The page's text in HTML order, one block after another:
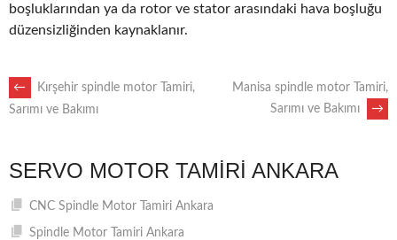
boşluklarından ya da rotor ve stator arasındaki hava boşluğu
düzensizliğinden kaynaklanır.
POST
←
Kırşehir spindle motor Tamiri,
Sarımı ve Bakımı
Manisa spindle motor Tamiri,
Sarımı ve Bakımı
→
SERVO MOTOR TAMIRI ANKARA
CNC Spindle Motor Tamiri Ankara
Spindle Motor Tamiri Ankara